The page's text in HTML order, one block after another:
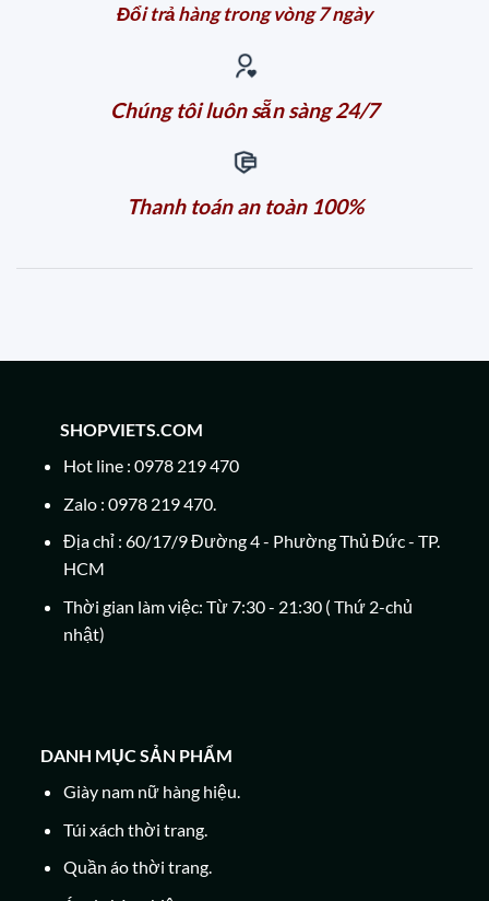
Đổi trả hàng trong vòng 7 ngày
Chúng tôi luôn sẵn sàng 24/7
Thanh toán an toàn 100%
SHOPVIETS.COM
Hot line : 0978 219 470
Zalo : 0978 219 470.
Địa chỉ : 60/17/9 Đường 4 - Phường Thủ Đức - TP.
HCM
Thời gian làm việc: Từ 7:30 - 21:30 ( Thứ 2-chủ
nhật)
DANH MỤC SẢN PHẨM
Giày nam nữ hàng hiệu.
Túi xách thời trang.
Quần áo thời trang.